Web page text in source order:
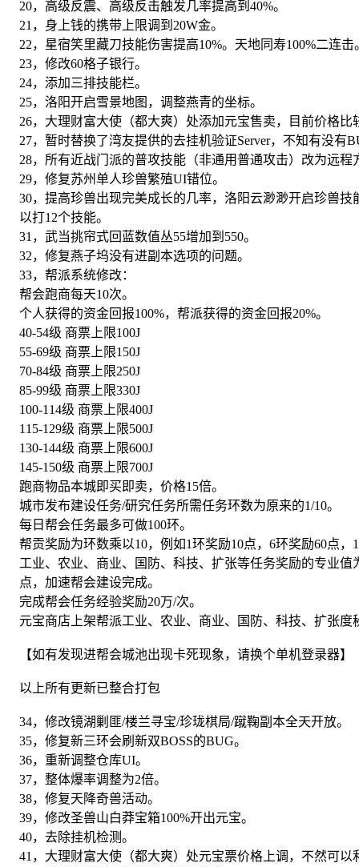
20，高级反震、高级反击触发几率提高到40%。
21，身上钱的携带上限调到20W金。
22，星宿笑里藏刀技能伤害提高10%。天地同寿100%二连击
23，修改60格子银行。
24，添加三排技能栏。
25，洛阳开启雪景地图，调整燕青的坐标。
26，大理财富大使（都大爽）处添加元宝售卖，目前价格
27，暂时替换了湾友提供的去挂机验证Server，不知有没有
28，所有近战门派的普攻技能（非通用普通攻击）改为远程
29，修复苏州单人珍兽繁殖UI错位。
30，提高珍兽出现完美成长的几率，洛阳云渺渺开启珍兽
以打12个技能。
31，武当挑帘式回蓝数值丛55增加到550。
32，修复燕子坞没有进副本选项的问题。
33，帮派系统修改：
帮会跑商每天10次。
个人获得的资金回报100%，帮派获得的资金回报20%。
40-54级 商票上限100J
55-69级 商票上限150J
70-84级 商票上限250J
85-99级 商票上限330J
100-114级 商票上限400J
115-129级 商票上限500J
130-144级 商票上限600J
145-150级 商票上限700J
跑商物品本城即买即卖，价格15倍。
城市发布建设任务/研究任务所需任务环数为原来的1/10。
每日帮会任务最多可做100环。
帮贡奖励为环数乘以10，例如1环奖励10点，6环奖励60点，
工业、农业、商业、国防、科技、扩张等任务奖励的专业值
点，加速帮会建设完成。
完成帮会任务经验奖励20万/次。
元宝商店上架帮派工业、农业、商业、国防、科技、扩张度
【如有发现进帮会城池出现卡死现象，请换个单机登录器】
以上所有更新已整合打包
34，修改镜湖剿匪/楼兰寻宝/珍珑棋局/蹴鞠副本全天开放。
35，修复新三环会刷新双BOSS的BUG。
36，重新调整仓库UI。
37，整体爆率调整为2倍。
38，修复天降奇兽活动。
39，修改圣兽山白莽宝箱100%开出元宝。
40，去除挂机检测。
41，大理财富大使（都大爽）处元宝票价格上调，不然可以